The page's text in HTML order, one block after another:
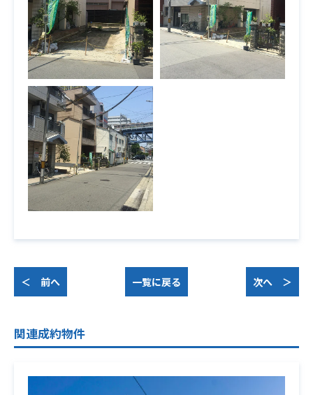
＜ 前へ 一覧に戻る 次へ ＞
関連成約物件